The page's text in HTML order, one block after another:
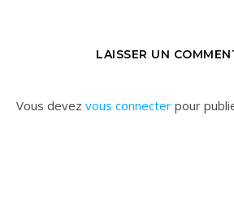
LAISSER UN
Vous devez vous connecter pour